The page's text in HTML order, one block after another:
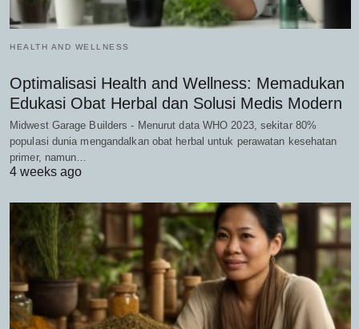
HEALTH AND WELLNESS
Optimalisasi Health and Wellness: Memadukan
Edukasi Obat Herbal dan Solusi Medis Modern
Midwest Garage Builders - Menurut data WHO 2023, sekitar 80%
populasi dunia mengandalkan obat herbal untuk perawatan kesehatan
primer, namun…
4 weeks ago